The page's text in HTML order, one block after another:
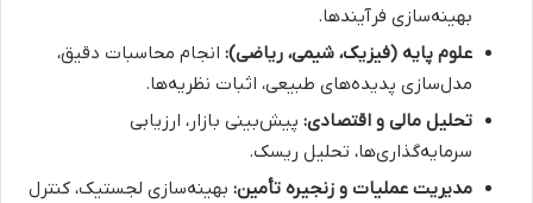
بهینه‌سازی فرآیندها.
علوم پایه (فیزیک، شیمی، ریاضی): انجام محاسبات دقیق،
مدل‌سازی پدیده‌های طبیعی، اثبات نظریه‌ها.
تحلیل مالی و اقتصادی: پیش‌بینی بازار، ارزیابی
سرمایه‌گذاری‌ها، تحلیل ریسک.
مدیریت عملیات و زنجیره تأمین: بهینه‌سازی لجستیک، کنترل